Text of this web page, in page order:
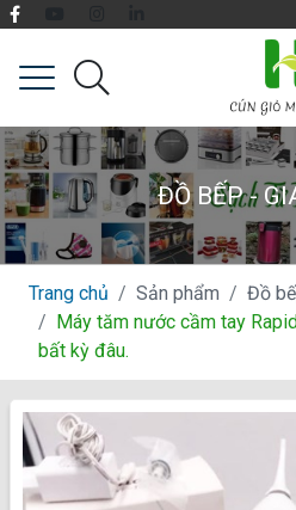
ĐỒ BẾP -
Trang chủ Sản phẩm
Đồ
Máy tăm nước cầm tay
bất kỳ đâu.